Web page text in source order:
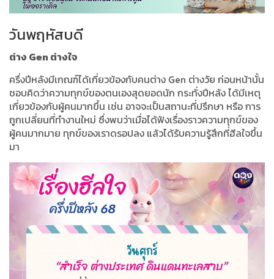
วันพฤหัสบดี
ต่าง Gen ต่างใจ
ครึ่งปีหลังมีเกณฑ์ได้เกี่ยวข้องกับคนต่าง Gen ต่างวัย ก่อนหน้านั้น
ชอบคิดว่าความทุกข์ของตนเองสุดยอดนัก กระทั่งปีหลัง ได้มีเหตุ
เกี่ยวข้องกับผู้คนมากขึ้น เช่น อาจจะเป็นสถานะที่ปรึกษา หรือ การ
ถูกเปลี่ยนที่ทำงานใหม่ ซึ่งพบว่าเมื่อได้ฟังเรื่องราวความทุกข์ของ
ผู้คนมากมาย ทุกข์ของเราดรอปลง แล้วได้รับความรู้สึกที่ฮีลใจขึ้น
มา